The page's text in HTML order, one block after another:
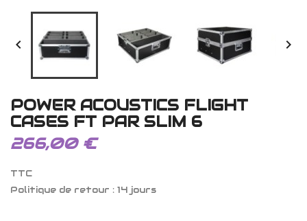
 
POWER ACOUSTICS FLIGHT
CASES FT PAR SLIM 6
266,00 €
TTC
Politique de retour : 14 jours